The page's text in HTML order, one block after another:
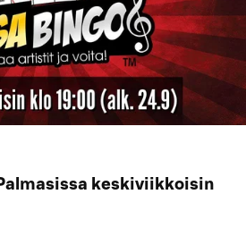
keskiviikkoisin